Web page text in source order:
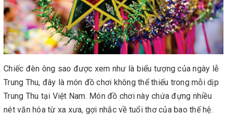
Chiếc đèn ông sao được xem như là biểu tượng của ngày lễ
Trung Thu, đây là món đồ chơi không thể thiếu trong mỗi dịp
Trung Thu tại Việt Nam. Món đồ chơi này chứa đựng nhiều
nét văn hóa từ xa xưa, gợi nhắc về tuổi thơ của bao thế hệ.